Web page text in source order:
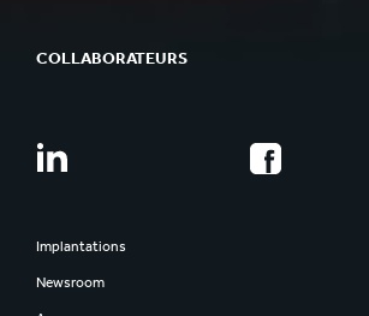
COLLABORATEURS
Implantations
Newsroom